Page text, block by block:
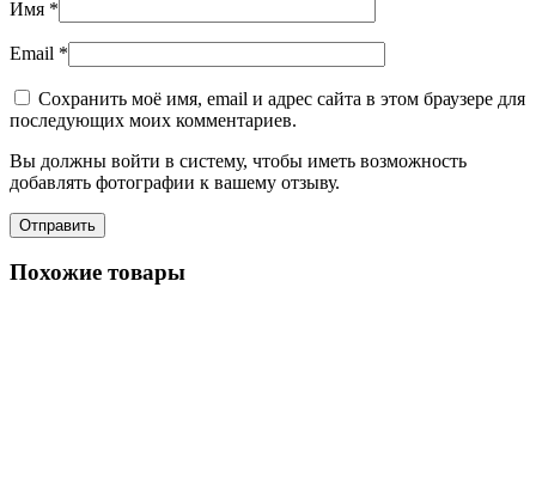
Имя *
Email *
Сохранить моё имя, email и адрес сайта в этом браузере для
последующих моих комментариев.
Вы должны войти в систему, чтобы иметь возможность
добавлять фотографии к вашему отзыву.
Похожие товары